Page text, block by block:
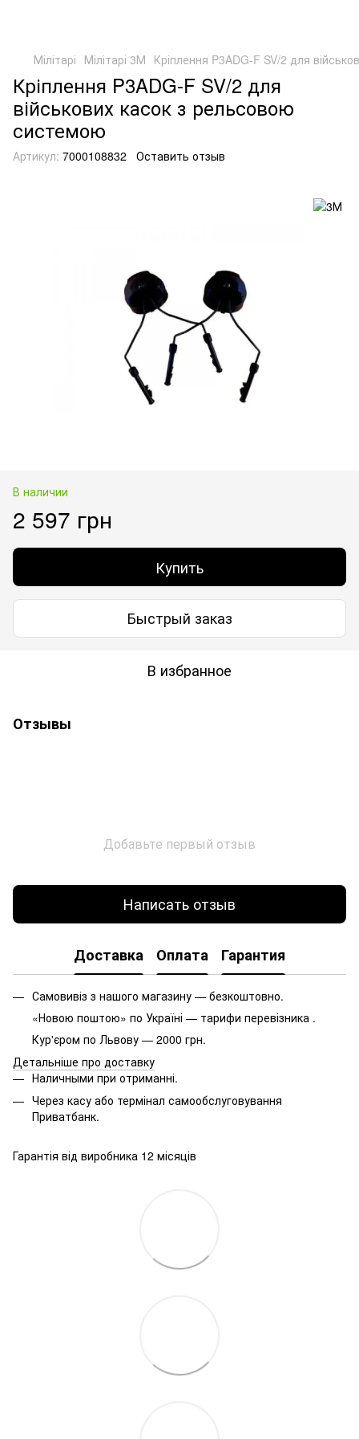
Мілітарі Мілітарі 3М Кріплення P3ADG-F SV/2 для
Кріплення P3ADG-F SV/2 для
військових касок з рельсовою
системою
Артикул: 7000108832 Оставить отзыв
В наличии
2 597 грн
Купить
Быстрый заказ
В избранное
Отзывы
Добавьте первый отзыв
Написать отзыв
Доставка Оплата Гарантия
Самовивіз з нашого магазину — безкоштовно.
«Новою поштою» по Україні — тарифи перевізника .
Кур'єром по Львову — 2000 грн.
Детальніше про доставку
Наличными при отриманні.
Через касу або термінал самообслуговування
Приватбанк.
Гарантія від виробника 12 місяців